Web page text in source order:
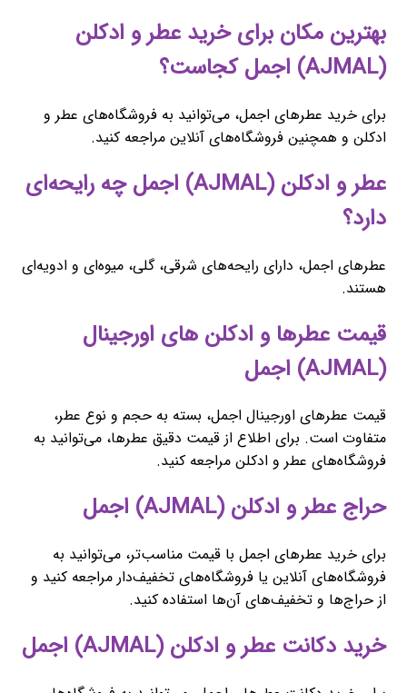
بهترین مکان برای خرید عطر و ادکلن
(AJMAL) اجمل کجاست؟
برای خرید عطرهای اجمل، می‌توانید به فروشگاه‌های عطر و
ادکلن و همچنین فروشگاه‌های آنلاین مراجعه کنید.
عطر و ادکلن (AJMAL) اجمل چه رایحه‌ای
دارد؟
عطرهای اجمل، دارای رایحه‌های شرقی، گلی، میوه‌ای و ادویه‌ای
هستند.
قیمت عطرها و ادکلن های اورجینال
(AJMAL) اجمل
قیمت عطرهای اورجینال اجمل، بسته به حجم و نوع عطر،
متفاوت است. برای اطلاع از قیمت دقیق عطرها، می‌توانید به
فروشگاه‌های عطر و ادکلن مراجعه کنید.
حراج عطر و ادکلن (AJMAL) اجمل
برای خرید عطرهای اجمل با قیمت مناسب‌تر، می‌توانید به
فروشگاه‌های آنلاین یا فروشگاه‌های تخفیف‌دار مراجعه کنید و
از حراج‌ها و تخفیف‌های آن‌ها استفاده کنید.
خرید دکانت عطر و ادکلن (AJMAL) اجمل